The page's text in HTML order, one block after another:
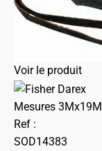
Voir le produit
Mesures
Ref :
SOD14383